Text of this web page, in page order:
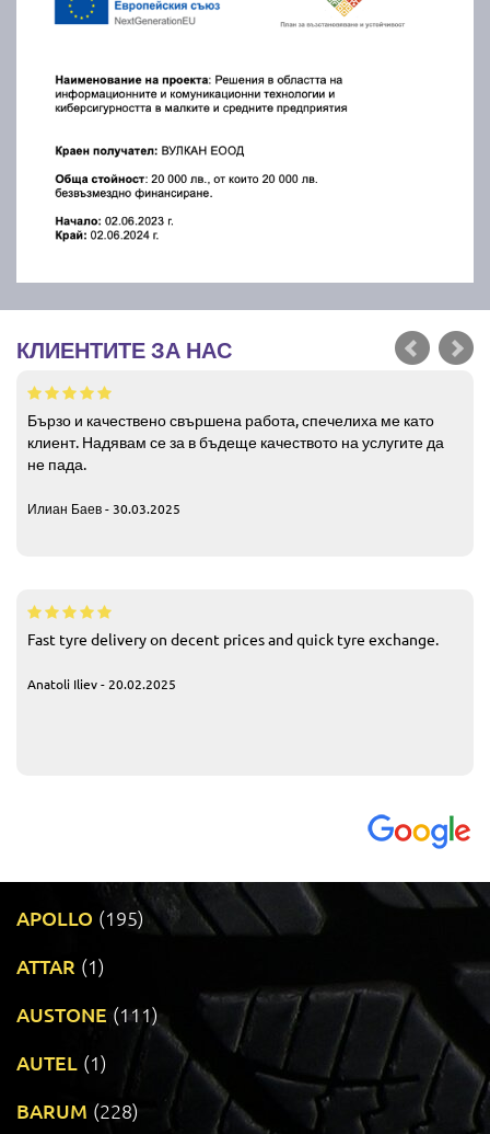
КЛИЕНТИТЕ ЗА НАС
Бързо и качествено свършена работа, спечелиха ме като
клиент. Надявам се за в бъдеще качеството на услугите да
не пада.
Илиан Баев - 30.03.2025
Fast tyre delivery on decent prices and quick tyre exchange.
Anatoli Iliev - 20.02.2025
APOLLO (195)
ATTAR (1)
AUSTONE (111)
AUTEL (1)
BARUM (228)